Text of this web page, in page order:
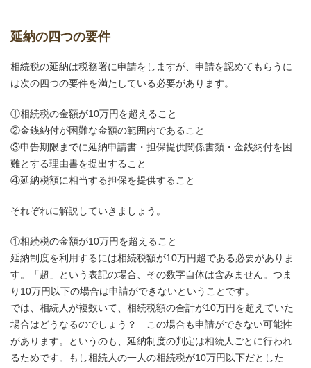
延納の四つの要件
相続税の延納は税務署に申請をしますが、申請を認めてもらうに
は次の四つの要件を満たしている必要があります。
①相続税の金額が10万円を超えること
②金銭納付が困難な金額の範囲内であること
③申告期限までに延納申請書・担保提供関係書類・金銭納付を困
難とする理由書を提出すること
④延納税額に相当する担保を提供すること
それぞれに解説していきましょう。
①相続税の金額が10万円を超えること
延納制度を利用するには相続税額が10万円超である必要がありま
す。「超」という表記の場合、その数字自体は含みません。つま
り10万円以下の場合は申請ができないということです。
では、相続人が複数いて、相続税額の合計が10万円を超えていた
場合はどうなるのでしょう？ この場合も申請ができない可能性
があります。というのも、延納制度の判定は相続人ごとに行われ
るためです。もし相続人の一人の相続税が10万円以下だとした